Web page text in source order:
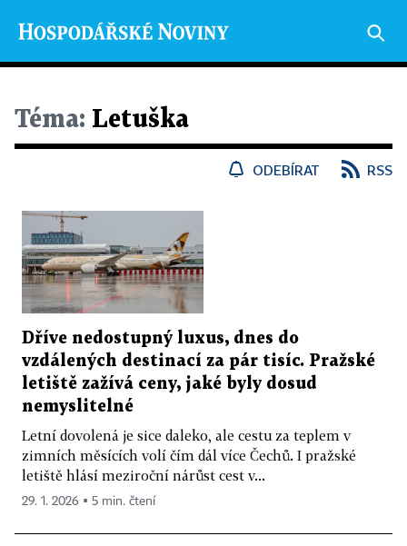
Téma: Letuška
ODEBÍRAT RSS
Dříve nedostupný luxus, dnes do
vzdálených destinací za pár tisíc. Pražské
letiště zažívá ceny, jaké byly dosud
nemyslitelné
Letní dovolená je sice daleko, ale cestu za teplem v
zimních měsících volí čím dál více Čechů. I pražské
letiště hlásí meziroční nárůst cest v...
29. 1. 2026 ▪ 5 min. čtení